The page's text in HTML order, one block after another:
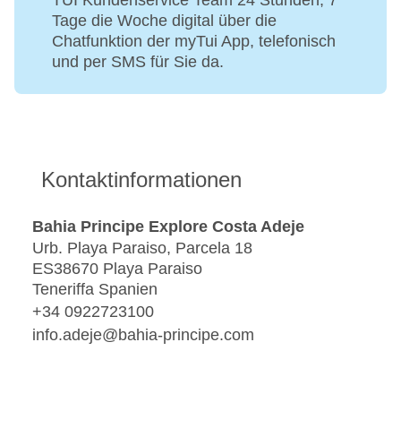
Tage die Woche digital über die
Chatfunktion der myTui App, telefonisch
und per SMS für Sie da.
Kontaktinformationen
Bahia Principe Explore Costa Adeje
Urb. Playa Paraiso, Parcela 18
ES38670 Playa Paraiso
Teneriffa Spanien
+34 0922723100
info.adeje@bahia-principe.com